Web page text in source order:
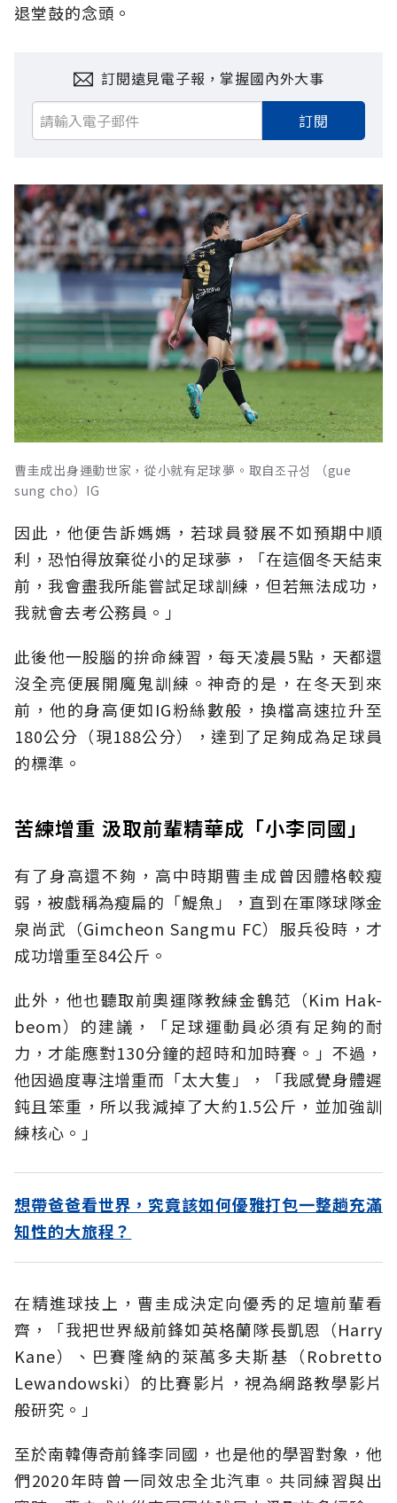
退堂鼓的念頭。
訂閱遠見電子報，掌握國內外大事
訂閱
曹圭成出身運動世家，從小就有足球夢。取自조규성 （gue
sung cho）IG
因此，他便告訴媽媽，若球員發展不如預期中順
利，恐怕得放棄從小的足球夢，「在這個冬天結束
前，我會盡我所能嘗試足球訓練，但若無法成功，
我就會去考公務員。」
此後他一股腦的拚命練習，每天凌晨5點，天都還
沒全亮便展開魔鬼訓練。神奇的是，在冬天到來
前，他的身高便如IG粉絲數般，換檔高速拉升至
180公分（現188公分），達到了足夠成為足球員
的標準。
苦練增重 汲取前輩精華成「小李同國」
有了身高還不夠，高中時期曹圭成曾因體格較瘦
弱，被戲稱為瘦扁的「鯷魚」，直到在軍隊球隊金
泉尚武（Gimcheon Sangmu FC）服兵役時，才
成功增重至84公斤。
此外，他也聽取前奧運隊教練金鶴范（Kim Hak-
beom）的建議，「足球運動員必須有足夠的耐
力，才能應對130分鐘的超時和加時賽。」不過，
他因過度專注增重而「太大隻」，「我感覺身體遲
鈍且笨重，所以我減掉了大約1.5公斤，並加強訓
練核心。」
想帶爸爸看世界，究竟該如何優雅打包一整趟充滿
知性的大旅程？
在精進球技上，曹圭成決定向優秀的足壇前輩看
齊，「我把世界級前鋒如英格蘭隊長凱恩（Harry
Kane）、巴賽隆納的萊萬多夫斯基（Robretto
Lewandowski）的比賽影片，視為網路教學影片
般研究。」
至於南韓傳奇前鋒李同國，也是他的學習對象，他
們2020年時曾一同效忠全北汽車。共同練習與出